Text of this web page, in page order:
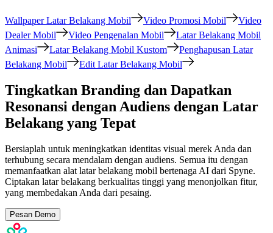
Wallpaper Latar Belakang Mobil Video Promosi Mobil
Video
Dealer Mobil
Video Pengenalan Mobil
Latar Belakang Mobil
Animasi
Latar Belakang Mobil Kustom
Penghapusan Latar
Belakang Mobil
Edit Latar Belakang Mobil
Tingkatkan Branding dan Dapatkan
Resonansi dengan Audiens dengan Latar
Belakang yang Tepat
Bersiaplah untuk meningkatkan identitas visual merek Anda dan
terhubung secara mendalam dengan audiens. Semua itu dengan
memanfaatkan alat latar belakang mobil bertenaga AI dari Spyne.
Ciptakan latar belakang berkualitas tinggi yang menonjolkan fitur,
yang membedakan Anda dari pesaing.
Pesan Demo